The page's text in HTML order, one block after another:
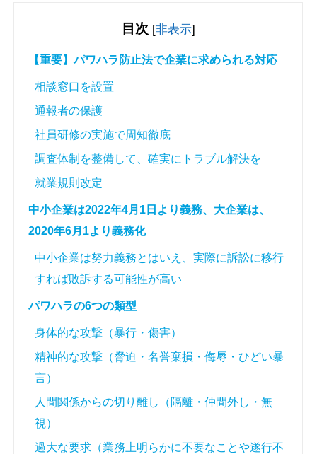
目次 [非表示]
【重要】パワハラ防止法で企業に求められる対応
相談窓口を設置
通報者の保護
社員研修の実施で周知徹底
調査体制を整備して、確実にトラブル解決を
就業規則改定
中小企業は2022年4月1日より義務、大企業は、
2020年6月1より義務化
中小企業は努力義務とはいえ、実際に訴訟に移行
すれば敗訴する可能性が高い
パワハラの6つの類型
身体的な攻撃（暴行・傷害）
精神的な攻撃（脅迫・名誉棄損・侮辱・ひどい暴
言）
人間関係からの切り離し（隔離・仲間外し・無
視）
過大な要求（業務上明らかに不要なことや遂行不